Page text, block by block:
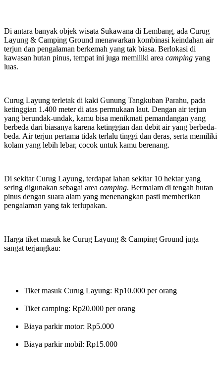
Di antara banyak objek wisata Sukawana di Lembang, ada Curug
Layung & Camping Ground menawarkan kombinasi keindahan air
terjun dan pengalaman berkemah yang tak biasa. Berlokasi di
kawasan hutan pinus, tempat ini juga memiliki area camping yang
luas.
Curug Layung terletak di kaki Gunung Tangkuban Parahu, pada
ketinggian 1.400 meter di atas permukaan laut. Dengan air terjun
yang berundak-undak, kamu bisa menikmati pemandangan yang
berbeda dari biasanya karena ketinggian dan debit air yang berbeda-
beda. Air terjun pertama tidak terlalu tinggi dan deras, serta memiliki
kolam yang lebih lebar, cocok untuk kamu berenang.
Di sekitar Curug Layung, terdapat lahan sekitar 10 hektar yang
sering digunakan sebagai area camping. Bermalam di tengah hutan
pinus dengan suara alam yang menenangkan pasti memberikan
pengalaman yang tak terlupakan.
Harga tiket masuk ke Curug Layung & Camping Ground juga
sangat terjangkau:
Tiket masuk Curug Layung: Rp10.000 per orang
Tiket camping: Rp20.000 per orang
Biaya parkir motor: Rp5.000
Biaya parkir mobil: Rp15.000